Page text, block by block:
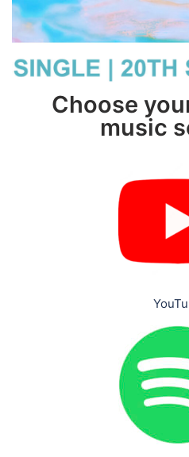
Choose
music